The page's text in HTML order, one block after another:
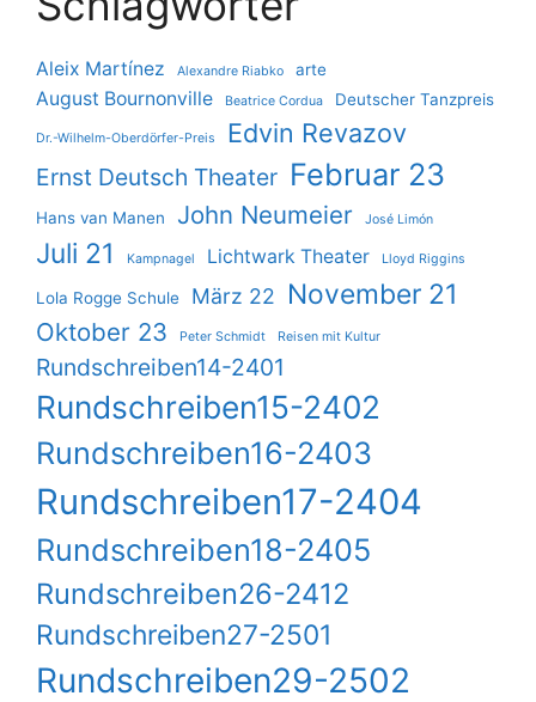
Aleix Martínez Alexandre Riabko arte
August Bournonville Beatrice Cordua Deutscher Tanzpreis
Dr.-Wilhelm-Oberdörfer-Preis Edvin Revazov
Ernst Deutsch Theater Februar 23
Hans van Manen John Neumeier José Limón
Juli 21 Kampnagel Lichtwark Theater Lloyd Riggins
Lola Rogge Schule März 22 November 21
Oktober 23 Peter Schmidt Reisen mit Kultur
Rundschreiben14-2401
Rundschreiben15-2402
Rundschreiben16-2403
Rundschreiben17-2404
Rundschreiben18-2405
Rundschreiben26-2412
Rundschreiben27-2501
Rundschreiben29-2502